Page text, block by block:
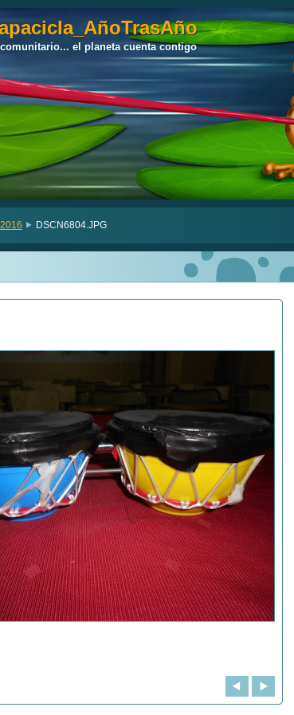
el planeta cuenta contigo
el planeta cuenta contigo
DSCN6804.JPG